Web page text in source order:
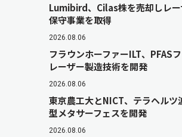
Lumibird、Cilas株を売却しレ
保守事業を取得
2026.08.06
フラウンホーファーILT、PFAS
レーザー製造技術を開発
2026.08.06
東京農工大とNICT、テラヘル
型メタサーフェスを開発
2026.08.06